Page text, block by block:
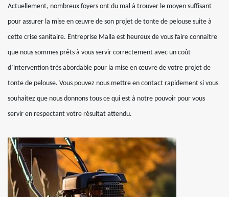
Actuellement, nombreux foyers ont du mal à trouver le moyen suffisant
pour assurer la mise en œuvre de son projet de tonte de pelouse suite à
cette crise sanitaire. Entreprise Malla est heureux de vous faire connaitre
que nous sommes prêts à vous servir correctement avec un coût
d’intervention très abordable pour la mise en œuvre de votre projet de
tonte de pelouse. Vous pouvez nous mettre en contact rapidement si vous
souhaitez que nous donnons tous ce qui est à notre pouvoir pour vous
servir en respectant votre résultat attendu.